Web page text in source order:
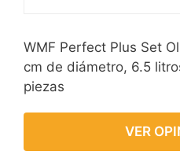
WMF Perfect Plus Set
cm de diámetro, 6.5
piezas
VER